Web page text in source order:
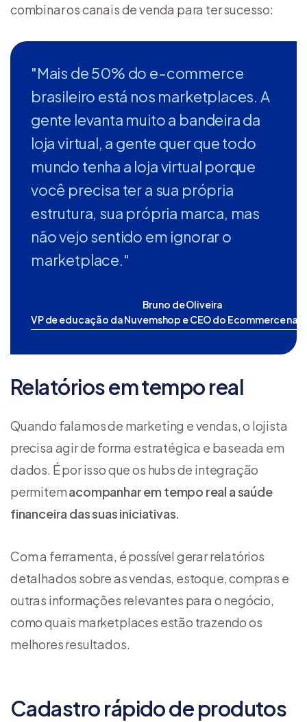
combinar os canais de venda para ter sucesso:
"Mais de 50% do e-commerce
brasileiro está nos marketplaces. A
gente levanta muito a bandeira da
loja virtual, a gente quer que todo
mundo tenha a loja virtual porque
você precisa ter a sua própria
estrutura, sua própria marca, mas
não vejo sentido em ignorar o
marketplace."
Bruno de Oliveira
VP de educação da Nuvemshop e CEO do Ecommerce na
Relatórios em tempo real
Quando falamos de marketing e vendas, o lojista
precisa agir de forma estratégica e baseada em
dados. É por isso que os hubs de integração
permitemacompanhar em tempo real a saúde
financeira das suas iniciativas.
Com a ferramenta, é possível gerar relatórios
detalhados sobre as vendas, estoque, compras e
outras informações relevantes para o negócio,
como quais marketplaces estão trazendo os
melhores resultados.
Cadastro rápido de produtos